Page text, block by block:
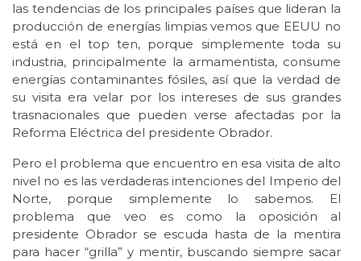
las tendencias de los principales países que lideran la
producción de energías limpias vemos que EEUU no
está en el top ten, porque simplemente toda su
industria, principalmente la armamentista, consume
energías contaminantes fósiles, así que la verdad de
su visita era velar por los intereses de sus grandes
trasnacionales que pueden verse afectadas por la
Reforma Eléctrica del presidente Obrador.
Pero el problema que encuentro en esa visita de alto
nivel no es las verdaderas intenciones del Imperio del
Norte, porque simplemente lo sabemos. El
problema que veo es como la oposición al
presidente Obrador se escuda hasta de la mentira
para hacer “grilla” y mentir, buscando siempre sacar